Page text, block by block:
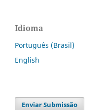
Idioma
Português (Brasil)
English
Enviar Submissão